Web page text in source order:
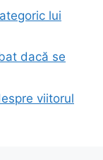
lui
dacă se
viitorul